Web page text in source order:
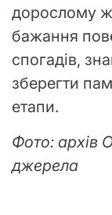
дорослому
бажання
спогадів,
зберегти
етапи.
Фото: архів
джерела